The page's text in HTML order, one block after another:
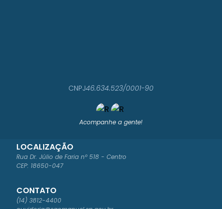
Acompanhe a gente!
LOCALIZAÇÃO
Rua Dr. Júlio de Faria nº 518 - Centro
CEP: 18650-047
CONTATO
(14) 3812-4400
CNPJ46.634.523/0001-90